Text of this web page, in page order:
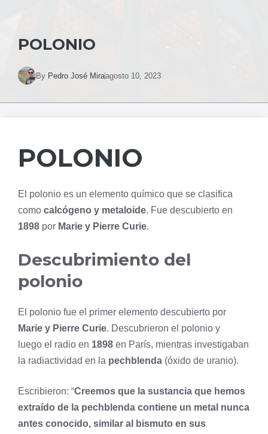
POLONIO
By Pedro José Miraagosto 10, 2023
POLONIO
El polonio es un elemento químico que se clasifica
como calcógeno y metaloide. Fue descubierto en
1898 por Marie y Pierre Curie.
Descubrimiento del
polonio
El polonio fue el primer elemento descubierto por
Marie y Pierre Curie. Descubrieron el polonio y
luego el radio en 1898 en París, mientras investigaban
la radiactividad en la pechblenda (óxido de uranio).
Escribieron: “Creemos que la sustancia que hemos
extraído de la pechblenda contiene un metal nunca
antes conocido, similar al
bismuto en sus